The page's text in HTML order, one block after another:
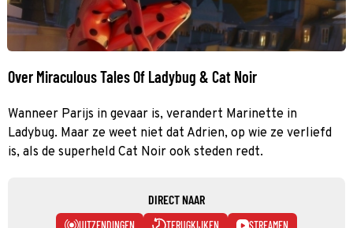
Over Miraculous Tales Of Ladybug & Cat Noir
Wanneer Parijs in gevaar is, verandert Marinette in
Ladybug. Maar ze weet niet dat Adrien, op wie ze verliefd
is, als de superheld Cat Noir ook steden redt.
DIRECT NAAR
UITZENDINGEN TERUGKIJKEN STREAMEN